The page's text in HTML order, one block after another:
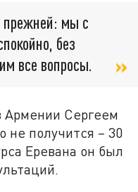
прежней: мы с
без
все вопросы.
Армении Сергеем
не получится – 30
Еревана он был